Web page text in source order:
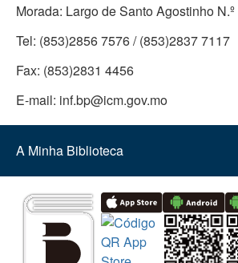
Morada: Largo de Santo Agostinho
Tel: (853)2856 7576 / (853)2837 7117
Fax: (853)2831 4456
E-mail: inf.bp@icm.gov.mo
A Minha Biblioteca